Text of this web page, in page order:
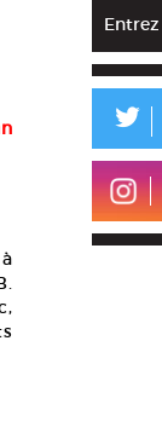
L